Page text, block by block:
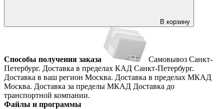
В корзину
Способы получения заказа Самовывоз Санкт-
Петербург. Доставка в пределах КАД Санкт-Петербург.
Доставка в ваш регион Москва. Доставка в пределах МКАД
Москва. Доставка за пределы МКАД Доставка до
транспортной компании.
Файлы и программы